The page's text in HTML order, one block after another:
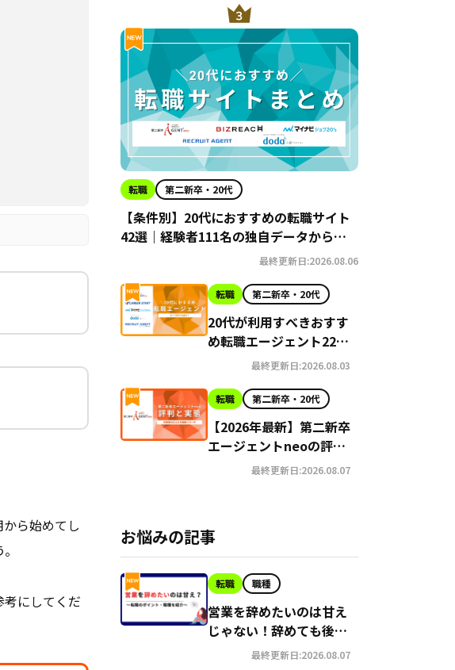
ら始めてし
にしてくだ
転職 第二新卒・20代
【条件別】20代におすすめの転職サイト
42選｜経験者111名の独自データから導
最終更新日:2026.08.06
転職 第二新卒・20代
20代が利用すべきおすす
め転職エージェント22選
【2026年最新】
最終更新日:2026.08.03
転職 第二新卒・20代
【2026年最新】第二新卒
エージェントneoの評判
はやばい？Google口コ
最終更新日:2026.08.07
お悩みの記事
転職 職種
営業を辞めたいのは甘え
じゃない！辞めても後悔
しない理由とは？
最終更新日:2026.08.07